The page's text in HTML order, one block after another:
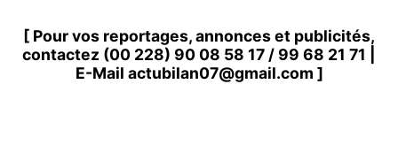
[ Pour vos reportages, annonces et publicités,
contactez (00 228) 90 08 58 17 / 99 68 21 71
E-Mail actubilan07@gmail.com ]